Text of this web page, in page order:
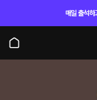
매일 출석하